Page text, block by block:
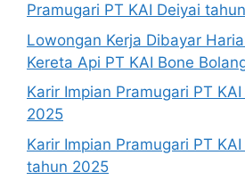
Pramugari PT KAI Deiyai
Lowongan Kerja Dibayar
Kereta Api PT KAI Bone
Karir Impian Pramugari PT
2025
Karir Impian Pramugari PT
tahun 2025